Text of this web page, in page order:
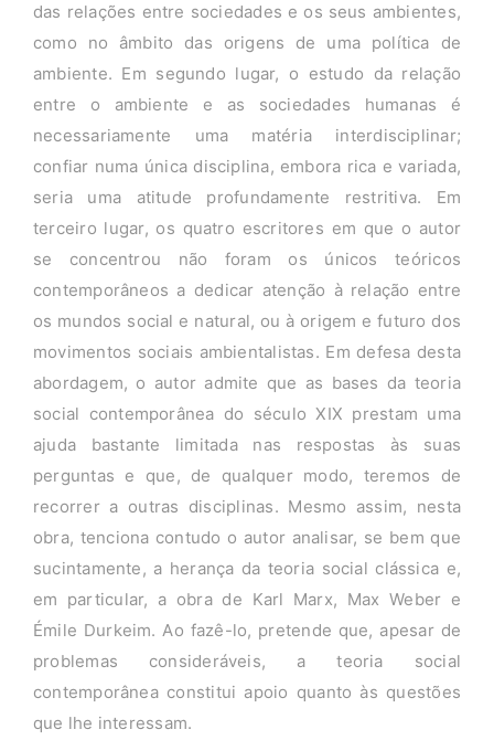
das relações entre sociedades e os seus ambientes,
como no âmbito das origens de uma política de
ambiente. Em segundo lugar, o estudo da relação
entre o ambiente e as sociedades humanas é
necessariamente uma matéria interdisciplinar;
confiar numa única disciplina, embora rica e variada,
seria uma atitude profundamente restritiva. Em
terceiro lugar, os quatro escritores em que o autor
se concentrou não foram os únicos teóricos
contemporâneos a dedicar atenção à relação entre
os mundos social e natural, ou à origem e futuro dos
movimentos sociais ambientalistas. Em defesa desta
abordagem, o autor admite que as bases da teoria
social contemporânea do século XIX prestam uma
ajuda bastante limitada nas respostas às suas
perguntas e que, de qualquer modo, teremos de
recorrer a outras disciplinas. Mesmo assim, nesta
obra, tenciona contudo o autor analisar, se bem que
sucintamente, a herança da teoria social clássica e,
em particular, a obra de Karl Marx, Max Weber e
Émile Durkeim. Ao fazê-lo, pretende que, apesar de
problemas consideráveis, a teoria social
contemporânea constitui apoio quanto às questões
que lhe interessam.